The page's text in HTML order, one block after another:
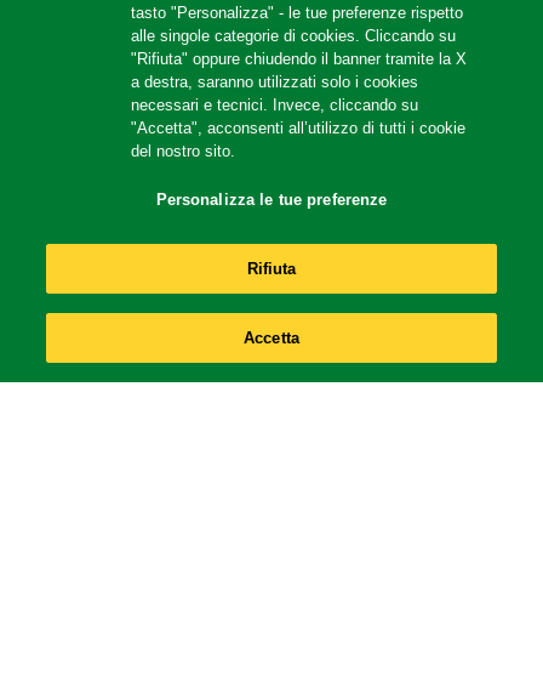
Gran Purè
tasto "Personalizza" - le tue preferenze rispetto
alle singole categorie di cookies. Cliccando su
"Rifiuta" oppure chiudendo il banner tramite la X
a destra, saranno utilizzati solo i cookies
necessari e tecnici. Invece, cliccando su
"Accetta", acconsenti all’utilizzo di tutti i cookie
del nostro sito.
Personalizza le tue preferenze
Rifiuta
Accetta